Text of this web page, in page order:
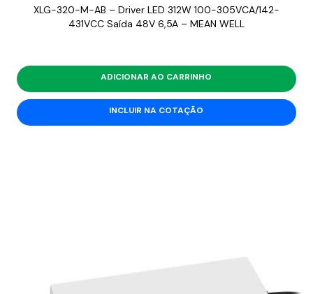
XLG-320-M-AB – Driver LED 312W 100-305VCA/142-
431VCC Saída 48V 6,5A – MEAN WELL
ADICIONAR AO CARRINHO
INCLUIR NA COTAÇÃO